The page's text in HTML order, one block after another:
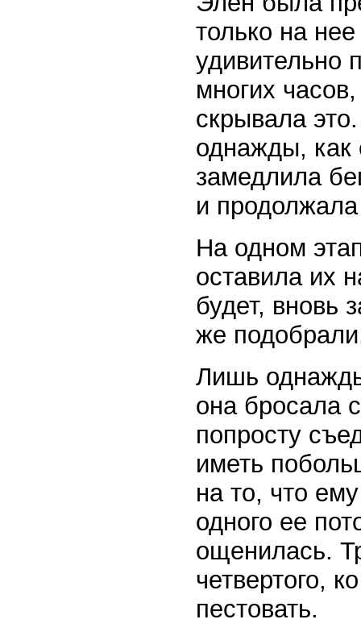
только на
удивительно
многих
скрывала
однажды, как
замедлила
и продолжала
На одном
оставила их
будет, вновь
же
Лишь
она бросала
попросту
иметь
на то, что
одного ее
ощенилась.
четвертого,
пестовать.